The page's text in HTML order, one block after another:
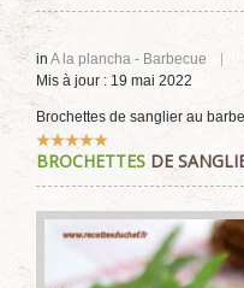
in A la plancha - Barbecue
Mis à jour : 19 mai 2022
Brochettes de sanglier au
Vote
utilisateur:5/5
BROCHETTES DE